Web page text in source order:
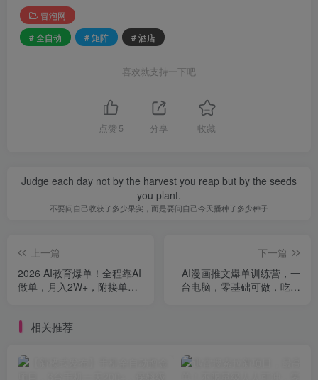
冒泡网
# 全自动
# 矩阵 # 酒店
喜欢就支持一下吧
点赞 5 分享 收藏
Judge each day not by the harvest you reap but by the seeds
you plant.
不要问自己收获了多少果实，而是要问自己今天播种了多少种子
上一篇
2026 AI教育爆单！全程靠AI
做单，月入2W+，附接单资
下一篇
AI漫画推文爆单训练营，一
台电脑，零基础可做，吃透
相关推荐